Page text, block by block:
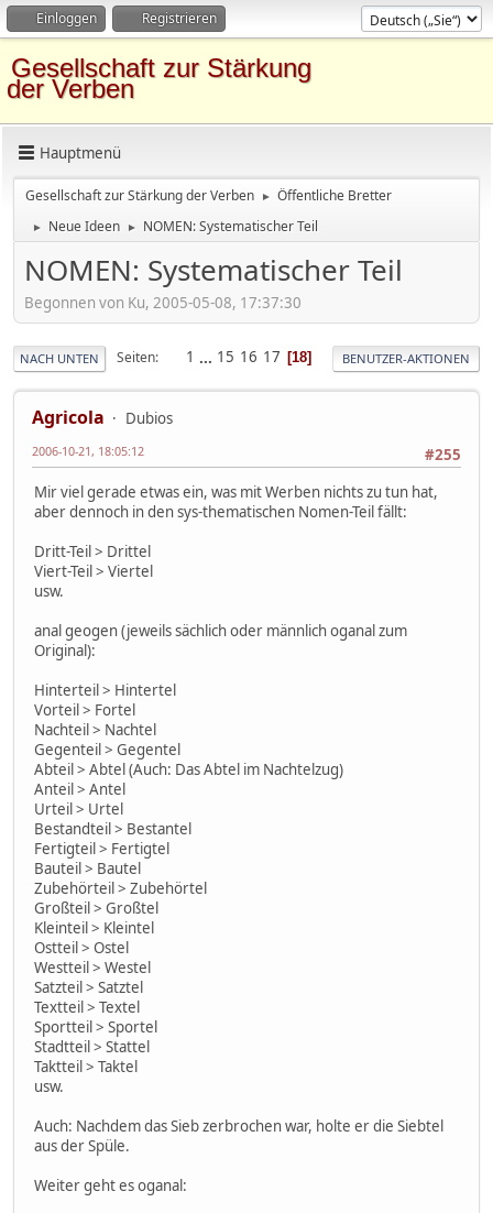
Einloggen Registrieren
Gesellschaft zur Stärkung
der Verben
Hauptmenü
Gesellschaft zur Stärkung der Verben ► Öffentliche Bretter
► Neue Ideen ► NOMEN: Systematischer Teil
NOMEN: Systematischer Teil
Begonnen von Ku, 2005-05-08, 17:37:30
NACH UNTEN Seiten 1 ... 15 16 17 18 BENUTZER-AKTIONEN
Agricola
Dubios
#255
2006-10-21, 18:05:12
Mir viel gerade etwas ein, was mit Werben nichts zu tun hat,
aber dennoch in den sys-thematischen Nomen-Teil fällt:
Dritt-Teil > Drittel
Viert-Teil > Viertel
usw.
anal geogen (jeweils sächlich oder männlich oganal zum
Original):
Hinterteil > Hintertel
Vorteil > Fortel
Nachteil > Nachtel
Gegenteil > Gegentel
Abteil > Abtel (Auch: Das Abtel im Nachtelzug)
Anteil > Antel
Urteil > Urtel
Bestandteil > Bestantel
Fertigteil > Fertigtel
Bauteil > Bautel
Zubehörteil > Zubehörtel
Großteil > Großtel
Kleinteil > Kleintel
Ostteil > Ostel
Westteil > Westel
Satzteil > Satztel
Textteil > Textel
Sportteil > Sportel
Stadtteil > Stattel
Taktteil > Taktel
usw.
Auch: Nachdem das Sieb zerbrochen war, holte er die Siebtel
aus der Spüle.
Weiter geht es oganal: